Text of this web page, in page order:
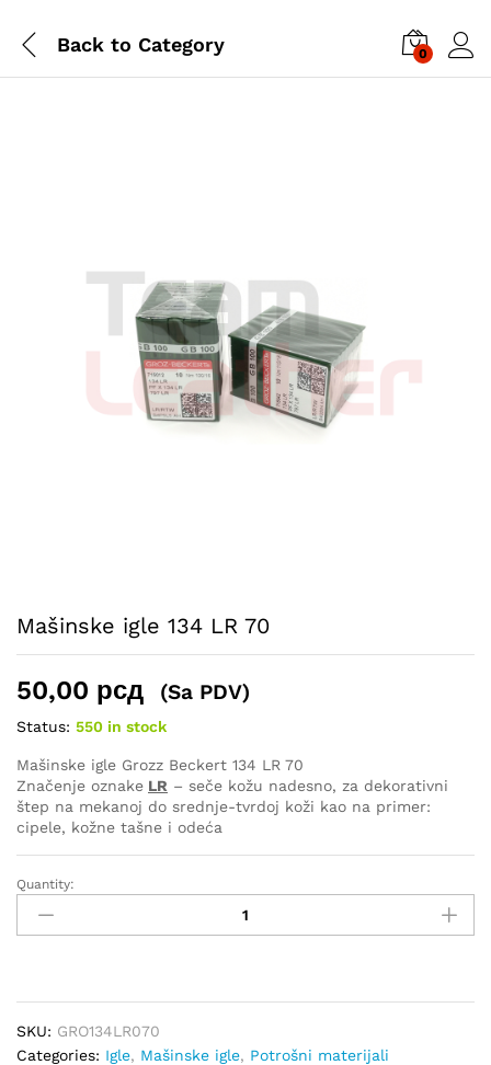
Back to Category 0
Mašinske igle 134 LR 70
50,00 рсд (Sa PDV)
Status: 550 in stock
Mašinske igle Grozz Beckert 134 LR 70
Značenje oznake LR – seče kožu nadesno, za dekorativni
štep na mekanoj do srednje-tvrdoj koži kao na primer:
cipele, kožne tašne i odeća
Mašinske
igle
134
Quantity:
SKU: GRO134LR070
Categories: Igle, Mašinske igle, Potrošni materijali